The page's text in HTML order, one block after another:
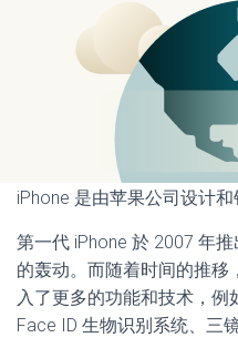
今天这篇文章将针对
较，让大家更清楚了解
於做出更好的选择。
选择 iPhone 好
iPhone 是由苹果公司设计
第一代 iPhone 於 2007 年
的轰动。而随着时间的推移
入了更多的功能和技术，例
Face ID 生物识别系统、三